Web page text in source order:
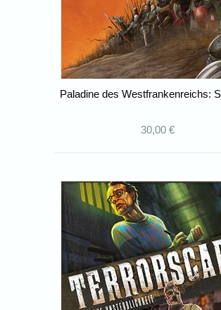
Paladine des Westfrankenreichs:
30,00 €